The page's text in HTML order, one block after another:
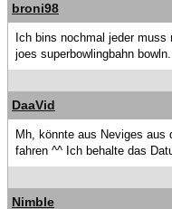
broni98
Ich bins nochmal jeder
joes superbowlingbahn bowln.
DaaVid
Mh, könnte aus Neviges
fahren ^^ Ich behalte das
Nimble